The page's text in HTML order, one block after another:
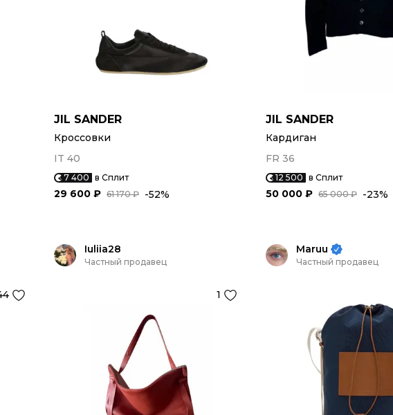
JIL SANDER
Кроссовки
IT 40
7 400 в Сплит
61 170 ₽
29 600 ₽ -52%
JIL SANDER
Кардиган
FR 36
12 500 в Сплит
65 000 ₽
50 000 ₽ -23%
Iuliia28
Частный продавец
1
Maruu
Частный продавец